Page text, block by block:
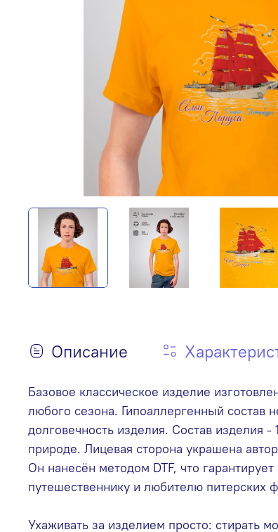
Описание
Базовое классическое изделие
любого сезона. Гипоаллергенный состав
долговечность изделия. Состав изделия
природе. Лицевая сторона украшена
Он нанесён методом DTF, что
путешественнику и любителю питерских
Ухаживать за изделием просто: стирать